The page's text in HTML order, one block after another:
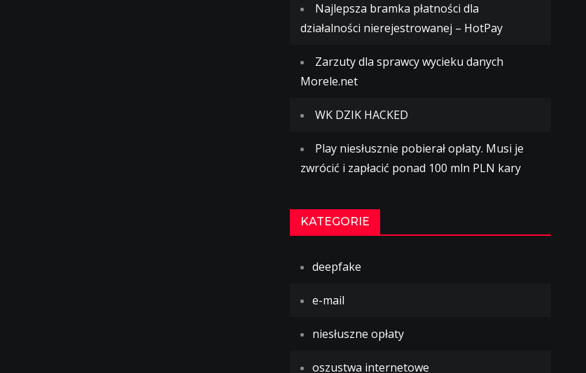
Najlepsza bramka płatności dla
działalności nierejestrowanej – HotPay
Zarzuty dla sprawcy wycieku danych
Morele.net
WK DZIK HACKED
Play niesłusznie pobierał opłaty. Musi je
zwrócić i zapłacić ponad 100 mln PLN kary
KATEGORIE
deepfake
e-mail
niesłuszne opłaty
oszustwa internetowe